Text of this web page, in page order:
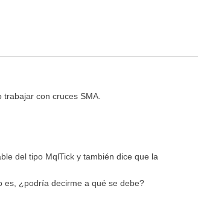
con cruces SMA.
del tipo MqlTick y también dice que la
es, ¿podría decirme a qué se debe?